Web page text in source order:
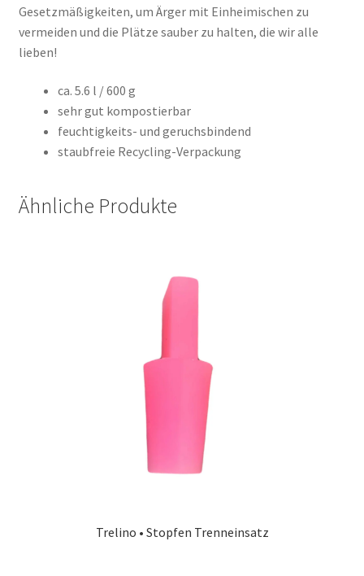
Gesetzmäßigkeiten, um Ärger mit Einheimischen zu
vermeiden und die Plätze sauber zu halten, die wir alle
lieben!
ca. 5.6 l / 600 g
sehr gut kompostierbar
feuchtigkeits- und geruchsbindend
staubfreie Recycling-Verpackung
Ähnliche Produkte
Trelino • Stopfen Trenneinsatz